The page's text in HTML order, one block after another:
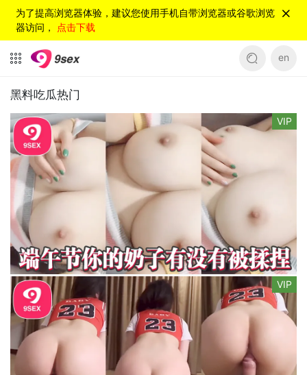
为了提高浏览器体验，建议您使用手机自带浏览器或谷歌浏览
器访问， 点击下载
en
黑料吃瓜热门
VIP
VIP